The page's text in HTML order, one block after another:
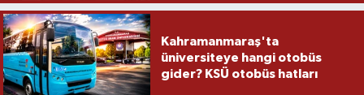
Kahramanmaraş'ta
üniversiteye hangi otobüs
gider? KSÜ otobüs hatları